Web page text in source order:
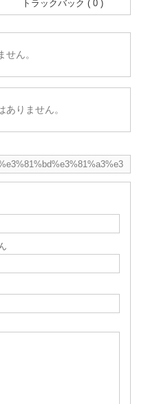
トラックバック ( 0 )
ん。
りません。